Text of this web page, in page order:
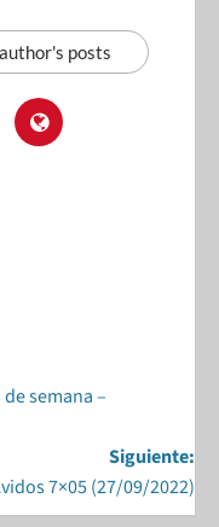
posts
semana –
Siguiente:
7×05 (27/09/2022)